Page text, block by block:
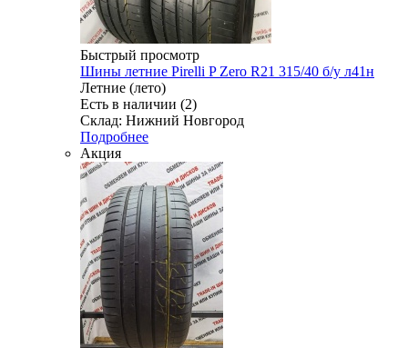
Быстрый просмотр
Шины летние Pirelli P Zero R21 315/40 б/у л41н
Летние (лето)
Есть в наличии (2)
Склад: Нижний Новгород
Подробнее
Акция